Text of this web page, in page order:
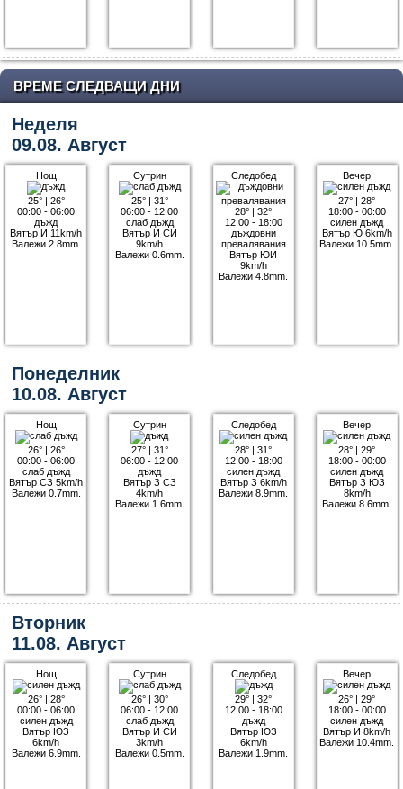
ВРЕМЕ СЛЕДВАЩИ ДНИ
Неделя
09.08. Август
Нощ
25°| 26°
00:00 - 06:00
дъжд
Вятър И 11km/h
Валежи 2.8mm.
Сутрин
25°| 31°
06:00 - 12:00
слаб дъжд
Вятър И СИ
9km/h
Валежи 0.6mm.
Следобед
28° |32°
12:00 - 18:00
дъждовни
превалявания
Вятър ЮИ
9km/h
Валежи 4.8mm.
Вечер
27° |28°
18:00 - 00:00
силен дъжд
Вятър Ю 6km/h
Валежи 10.5mm.
Понеделник
10.08. Август
Нощ
26°| 26°
00:00 - 06:00
слаб дъжд
Вятър СЗ 5km/h
Валежи 0.7mm.
Сутрин
27°| 31°
06:00 - 12:00
дъжд
Вятър З СЗ
4km/h
Валежи 1.6mm.
Следобед
28° |31°
12:00 - 18:00
силен дъжд
Вятър З 6km/h
Валежи 8.9mm.
Вечер
28° |29°
18:00 - 00:00
силен дъжд
Вятър З ЮЗ
8km/h
Валежи 8.6mm.
Вторник
11.08. Август
Нощ
26°| 28°
00:00 - 06:00
силен дъжд
Вятър ЮЗ
6km/h
Валежи 6.9mm.
Сутрин
26°| 30°
06:00 - 12:00
слаб дъжд
Вятър И СИ
3km/h
Валежи 0.5mm.
Следобед
29° |32°
12:00 - 18:00
дъжд
Вятър ЮЗ
6km/h
Валежи 1.9mm.
Вечер
26° |29°
18:00 - 00:00
силен дъжд
Вятър И 8km/h
Валежи 10.4mm.